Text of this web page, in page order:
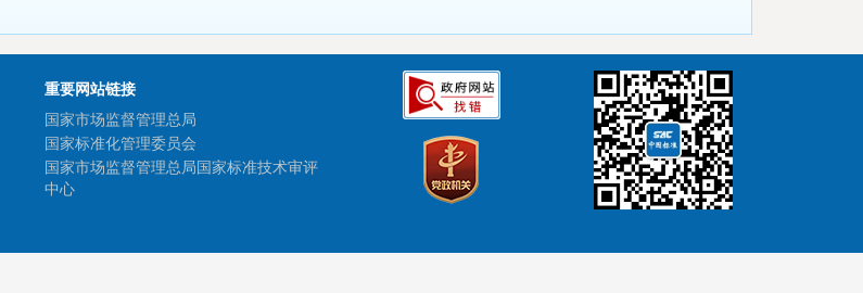
重要网站链接
国家市场监督管理总局
国家标准化管理委员会
国家市场监督管理总局国家标准技术审评
中心